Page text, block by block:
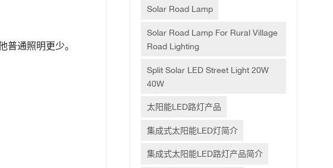
Solar Road Lamp
Solar Road Lamp For Rural Village
Road Lighting
Split Solar LED Street Light 20W
40W
太阳能LED路灯产品
集成式太阳能LED灯简介
集成式太阳能LED路灯产品简介
通照明更少。